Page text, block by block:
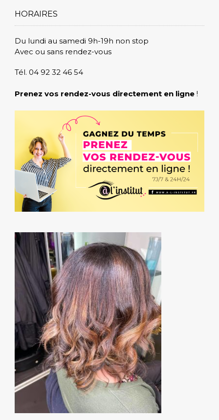
HORAIRES
Du lundi au samedi 9h-19h non stop
Avec ou sans rendez-vous
Tél. 04 92 32 46 54
Prenez vos rendez-vous directement en ligne !